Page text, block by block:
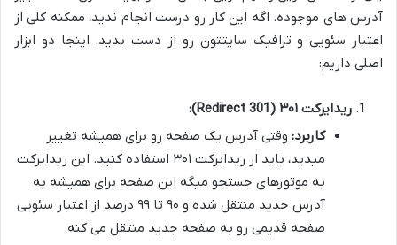
آدرس های موجوده. اگه این کار رو درست انجام ندید، ممکنه کلی از
اعتبار سئویی و ترافیک سایتتون رو از دست بدید. اینجا دو ابزار
اصلی داریم:
ریدایرکت ۳۰۱ (301 Redirect):
کاربرد: وقتی آدرس یک صفحه رو برای همیشه تغییر
میدید، باید از ریدایرکت ۳۰۱ استفاده کنید. این ریدایرکت
به موتورهای جستجو میگه این صفحه برای همیشه به
آدرس جدید منتقل شده و ۹۰ تا ۹۹ درصد از اعتبار سئویی
صفحه قدیمی رو به صفحه جدید منتقل می کنه.